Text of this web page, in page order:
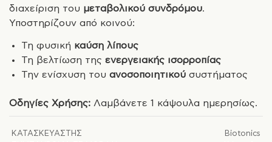
διαχείριση του μεταβολικού συνδρόμου.
Υποστηρίζουν από κοινού:
Τη φυσική καύση λίπους
Τη βελτίωση της ενεργειακής ισορροπίας
Την ενίσχυση του ανοσοποιητικού συστήματος
Οδηγίες Χρήσης: Λαμβάνετε 1 κάψουλα ημερησίως.
ΚΑΤΑΣΚΕΥΑΣΤΉΣ
Biotonics